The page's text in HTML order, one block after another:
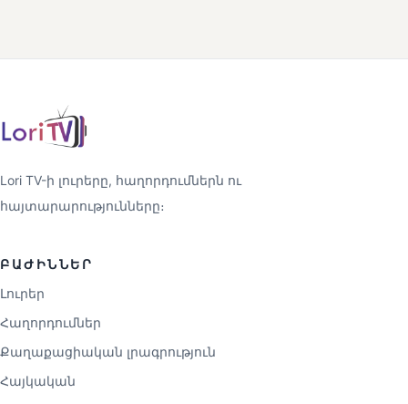
Lori TV-ի լուրերը, հաղորդումներն ու
հայտարարությունները։
ԲԱԺԻՆՆԵՐ
Լուրեր
Հաղորդումներ
Քաղաքացիական լրագրություն
Հայկական